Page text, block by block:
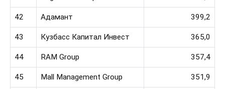
42 Адамант 399,2
43 Кузбасс Капитал Инвест 365,0
44 RAM Group 357,4
45 Mall Management Group 351,9